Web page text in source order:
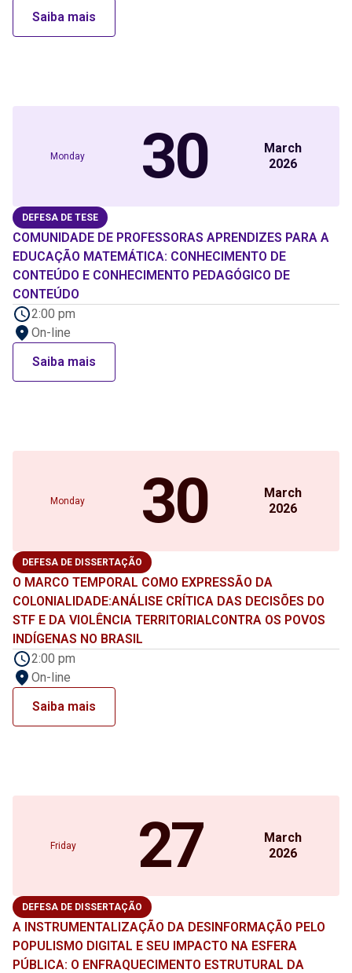
Saiba mais
Monday 30
March
2026
DEFESA DE TESE
COMUNIDADE DE PROFESSORAS APRENDIZES PARA A
EDUCAÇÃO MATEMÁTICA: CONHECIMENTO DE
CONTEÚDO E CONHECIMENTO PEDAGÓGICO DE
CONTEÚDO
2:00 pm
On-line
Saiba mais
Monday 30
March
2026
DEFESA DE DISSERTAÇÃO
O MARCO TEMPORAL COMO EXPRESSÃO DA
COLONIALIDADE:ANÁLISE CRÍTICA DAS DECISÕES DO
STF E DA VIOLÊNCIA TERRITORIALCONTRA OS POVOS
INDÍGENAS NO BRASIL
2:00 pm
On-line
Saiba mais
Friday 27
March
2026
DEFESA DE DISSERTAÇÃO
A INSTRUMENTALIZAÇÃO DA DESINFORMAÇÃO PELO
POPULISMO DIGITAL E SEU IMPACTO NA ESFERA
PÚBLICA: O ENFRAQUECIMENTO ESTRUTURAL DA